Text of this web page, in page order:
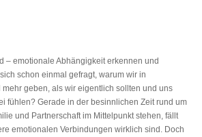
– emotionale Abhängigkeit erkennen und
schon einmal gefragt, warum wir in
geben, als wir eigentlich sollten und uns
fühlen? Gerade in der besinnlichen Zeit rund um
und Partnerschaft im Mittelpunkt stehen, fällt
emotionalen Verbindungen wirklich sind. Doch